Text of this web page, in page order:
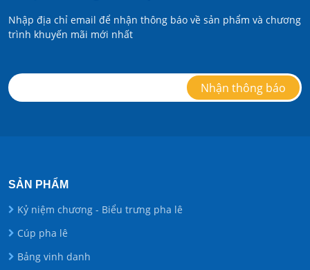
Nhập địa chỉ email để nhận thông báo về sản phẩm và chương
trình khuyến mãi mới nhất
SẢN PHẨM
Kỷ niệm chương - Biểu trưng pha lê
Cúp pha lê
Bảng vinh danh